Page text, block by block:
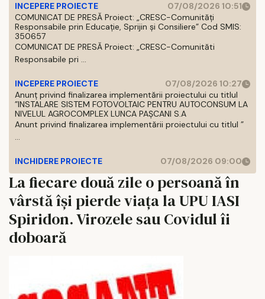
INCEPERE PROIECTE
07/08/2026 10:51
COMUNICAT DE PRESĂ Proiect: „CRESC-Comunități
Responsabile prin Educație, Sprijin și Consiliere” Cod SMIS:
350657
COMUNICAT DE PRESĂ Proiect: „CRESC-Comunităti
Responsabile pri ...
INCEPERE PROIECTE
07/08/2026 10:27
Anunț privind finalizarea implementării proiectului cu titlul
”INSTALARE SISTEM FOTOVOLTAIC PENTRU AUTOCONSUM LA
NIVELUL AGROCOMPLEX LUNCA PAȘCANI S.A
Anunt privind finalizarea implementării proiectului cu titlul ”
...
INCHIDERE PROIECTE 07/08/2026 09:00
La fiecare două zile o persoană în
vârstă își pierde viața la UPU IASI
Spiridon. Virozele sau Covidul îi
doboară